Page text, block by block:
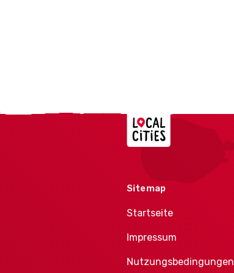
Localcities
Sitemap
Startseite
Impressum
Nutzungsbedingungen